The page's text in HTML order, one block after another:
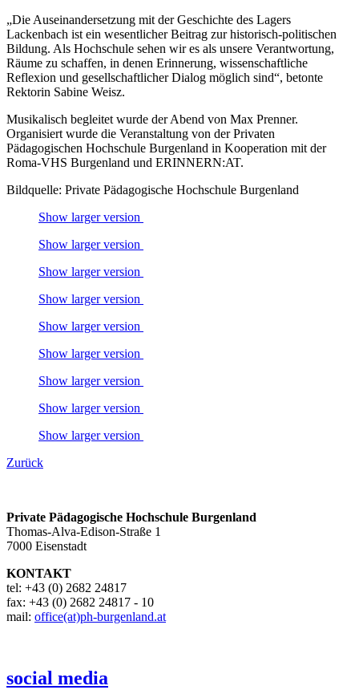
„Die Auseinandersetzung mit der Geschichte des Lagers
Lackenbach ist ein wesentlicher Beitrag zur historisch-politischen
Bildung. Als Hochschule sehen wir es als unsere Verantwortung,
Räume zu schaffen, in denen Erinnerung, wissenschaftliche
Reflexion und gesellschaftlicher Dialog möglich sind“, betonte
Rektorin Sabine Weisz.
Musikalisch begleitet wurde der Abend von Max Prenner.
Organisiert wurde die Veranstaltung von der Privaten
Pädagogischen Hochschule Burgenland in Kooperation mit der
Roma-VHS Burgenland und ERINNERN:AT.
Bildquelle: Private Pädagogische Hochschule Burgenland
Show larger version
Show larger version
Show larger version
Show larger version
Show larger version
Show larger version
Show larger version
Show larger version
Show larger version
Zurück
Private Pädagogische Hochschule Burgenland
Thomas-Alva-Edison-Straße 1
7000 Eisenstadt
KONTAKT
tel: +43 (0) 2682 24817
fax: +43 (0) 2682 24817 - 10
mail: office(at)ph-burgenland.at
social media